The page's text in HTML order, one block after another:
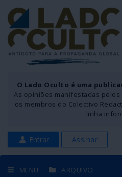
O Lado Oculto é uma
As opiniões manifestadas
os membros do Colectivo
linha
Entrar Assinar
MENU ARQUIVO